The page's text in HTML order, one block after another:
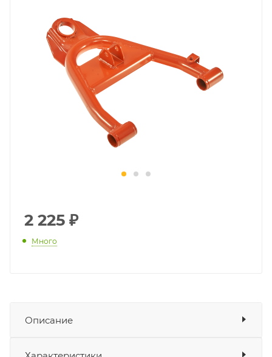
2 225 ₽
Много
Описание
+ AU200 (2022-) Показать описание